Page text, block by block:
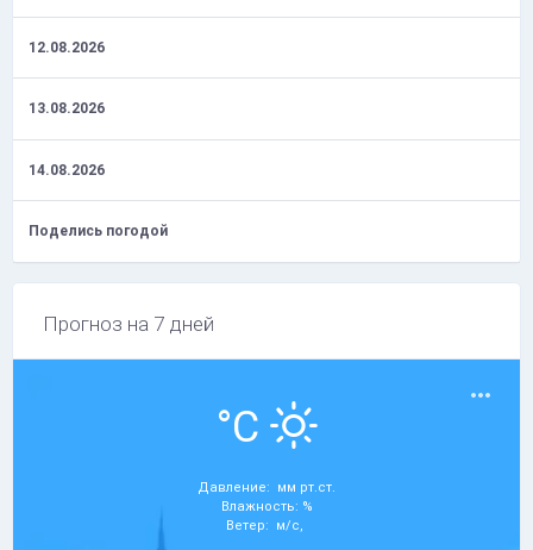
12.08.2026
13.08.2026
14.08.2026
Поделись погодой
Прогноз на 7 дней
°C
Давление: мм рт.ст.
Влажность: %
Ветер: м/с,